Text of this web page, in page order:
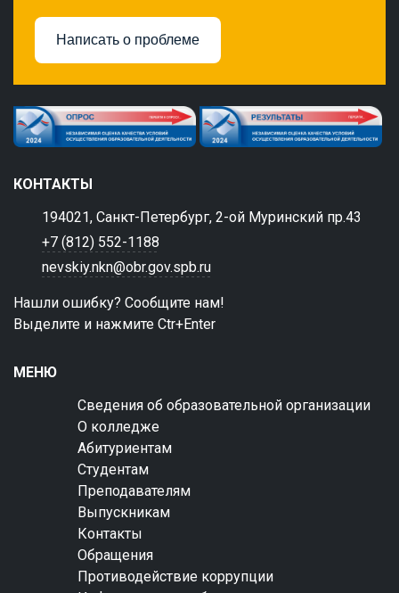
Написать о проблеме
КОНТАКТЫ
194021, Санкт-Петербург, 2-ой Муринский пр.43
+7 (812) 552-1188
nevskiy.nkn@obr.gov.spb.ru
Нашли ошибку? Сообщите нам!
Выделите и нажмите Ctr+Enter
МЕНЮ
Сведения об образовательной организации
О колледже
Абитуриентам
Студентам
Преподавателям
Выпускникам
Контакты
Обращения
Противодействие коррупции